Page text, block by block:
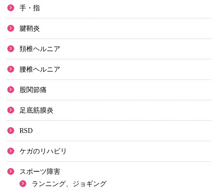
手・指
腱鞘炎
頚椎ヘルニア
腰椎ヘルニア
股関節痛
足底筋膜炎
RSD
ケガのリハビリ
スポーツ障害
ランニング、ジョギング